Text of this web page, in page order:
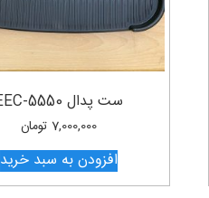
ست پدال EEC-5550
7,000,000 تومان
افزودن به سبد خرید